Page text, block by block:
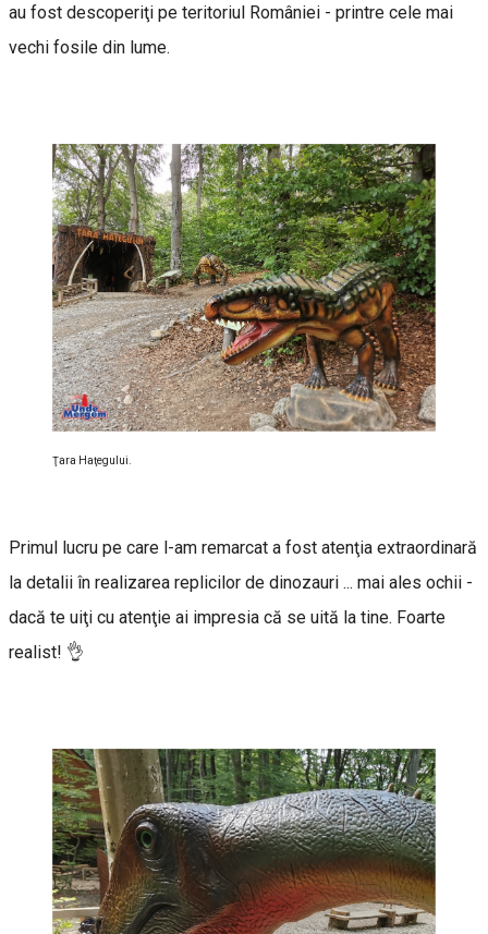
au fost descoperiţi pe teritoriul României - printre cele mai
vechi fosile din lume.
Ţara Haţegului.
Primul lucru pe care l-am remarcat a fost atenţia extraordinară
la detalii în realizarea replicilor de dinozauri ... mai ales ochii -
dacă te uiţi cu atenţie ai impresia că se uită la tine. Foarte
realist! 👌